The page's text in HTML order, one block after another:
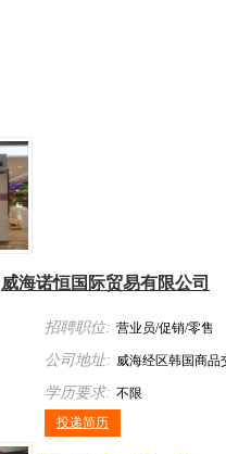
威海诺恒国际贸易有限公司
招聘职位: 营业员/促销/零售
公司地址: 威海经区韩国商品
学历要求: 不限
投递简历